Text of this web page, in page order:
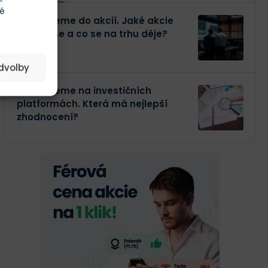
Investujeme do akcií. Jaké akcie
kupujeme a co se na trhu děje?
Investujeme na investičních
platformách. Která má nejlepší
zhodnocení?